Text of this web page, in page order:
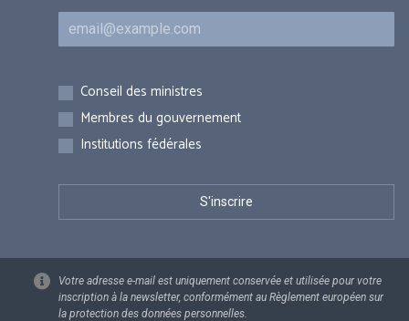
Courriel
Inscriptions
Conseil des ministres
Membres du gouvernement
Institutions fédérales
Votre adresse e-mail est uniquement conservée et utilisée pour votre
inscription à la newsletter, conformément au Règlement européen sur
la protection des données personnelles.